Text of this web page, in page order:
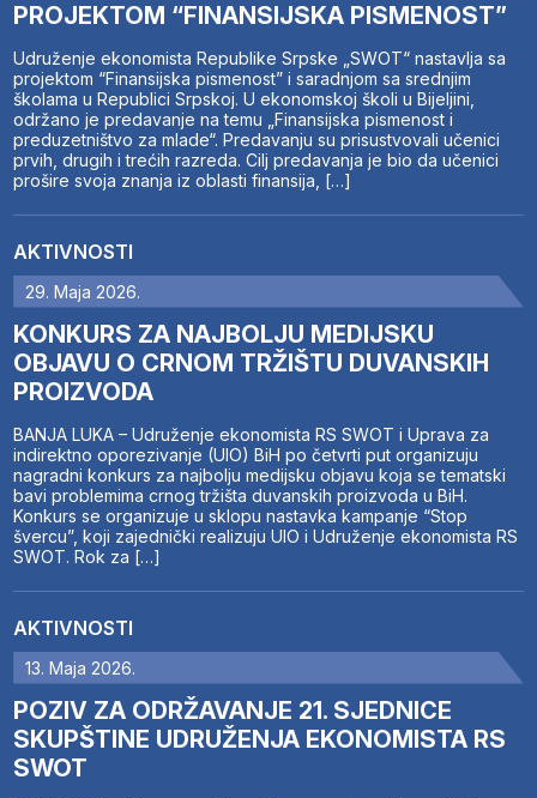
PROJEKTOM “FINANSIJSKA PISMENOST”
Udruženje ekonomista Republike Srpske „SWOT“ nastavlja sa
projektom “Finansijska pismenost” i saradnjom sa srednjim
školama u Republici Srpskoj. U ekonomskoj školi u Bijeljini,
održano je predavanje na temu „Finansijska pismenost i
preduzetništvo za mlade“. Predavanju su prisustvovali učenici
prvih, drugih i trećih razreda. Cilj predavanja je bio da učenici
prošire svoja znanja iz oblasti finansija, […]
AKTIVNOSTI
29. Maja 2026.
KONKURS ZA NAJBOLJU MEDIJSKU
OBJAVU O CRNOM TRŽIŠTU DUVANSKIH
PROIZVODA
BANJA LUKA – Udruženje ekonomista RS SWOT i Uprava za
indirektno oporezivanje (UIO) BiH po četvrti put organizuju
nagradni konkurs za najbolju medijsku objavu koja se tematski
bavi problemima crnog tržišta duvanskih proizvoda u BiH.
Konkurs se organizuje u sklopu nastavka kampanje “Stop
švercu”, koji zajednički realizuju UIO i Udruženje ekonomista RS
SWOT. Rok za […]
AKTIVNOSTI
13. Maja 2026.
POZIV ZA ODRŽAVANJE 21. SJEDNICE
SKUPŠTINE UDRUŽENJA EKONOMISTA RS
SWOT